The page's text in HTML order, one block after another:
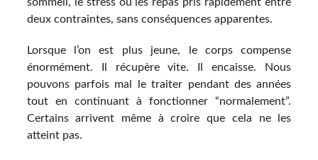
deux contraintes, sans conséquences apparentes.
Lorsque l’on est plus jeune, le corps compense
énormément. Il récupère vite. Il encaisse. Nous
pouvons parfois mal le traiter pendant des années
tout en continuant à fonctionner “normalement”.
Certains arrivent même à croire que cela ne les
atteint pas.